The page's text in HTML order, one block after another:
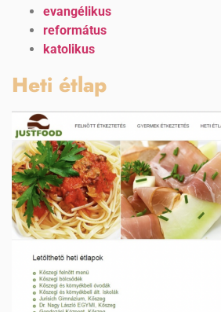
evangélikus
református
katolikus
Heti étlap